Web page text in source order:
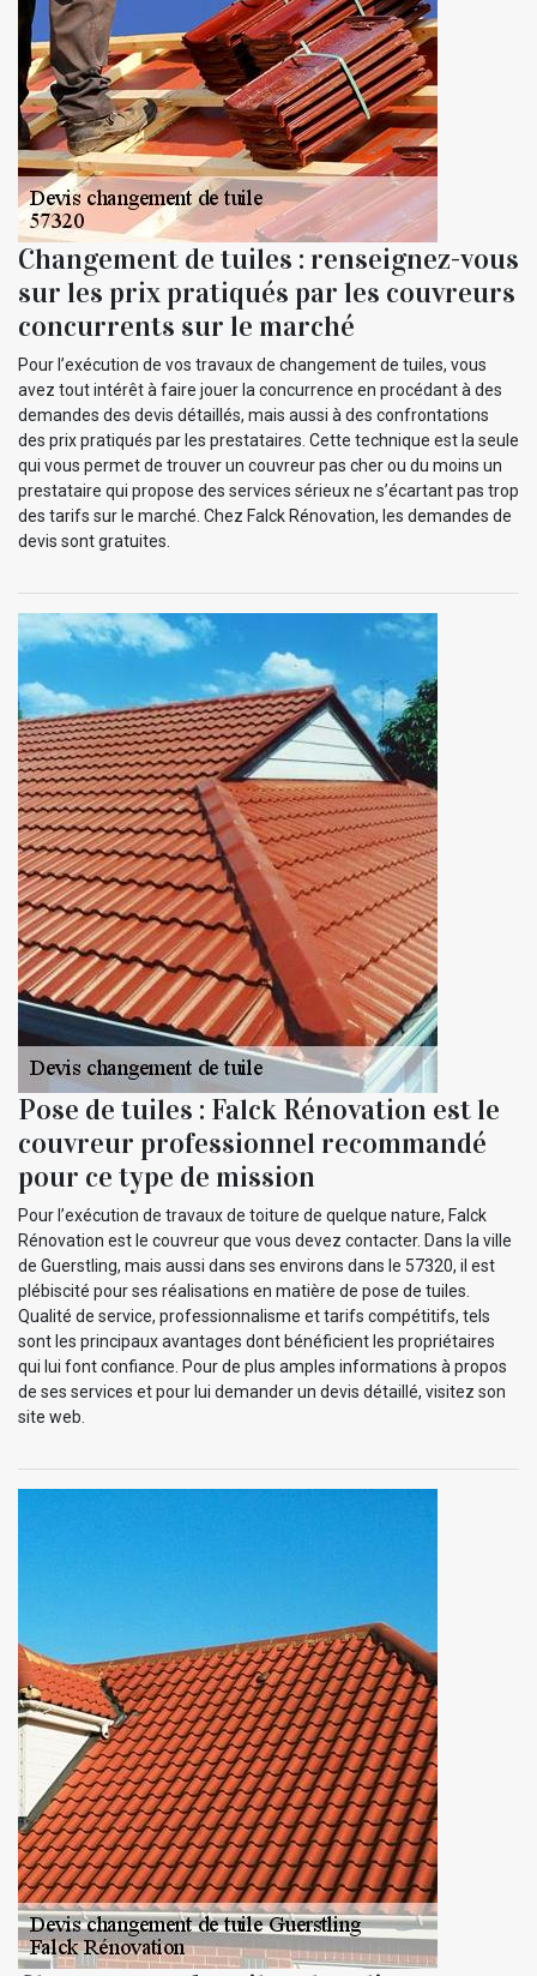
Changement de tuiles : renseignez-vous
sur les prix pratiqués par les couvreurs
concurrents sur le marché
Pour l’exécution de vos travaux de changement de tuiles, vous
avez tout intérêt à faire jouer la concurrence en procédant à des
demandes des devis détaillés, mais aussi à des confrontations
des prix pratiqués par les prestataires. Cette technique est la seule
qui vous permet de trouver un couvreur pas cher ou du moins un
prestataire qui propose des services sérieux ne s’écartant pas trop
des tarifs sur le marché. Chez Falck Rénovation, les demandes de
devis sont gratuites.
Pose de tuiles : Falck Rénovation est le
couvreur professionnel recommandé
pour ce type de mission
Pour l’exécution de travaux de toiture de quelque nature, Falck
Rénovation est le couvreur que vous devez contacter. Dans la ville
de Guerstling, mais aussi dans ses environs dans le 57320, il est
plébiscité pour ses réalisations en matière de pose de tuiles.
Qualité de service, professionnalisme et tarifs compétitifs, tels
sont les principaux avantages dont bénéficient les propriétaires
qui lui font confiance. Pour de plus amples informations à propos
de ses services et pour lui demander un devis détaillé, visitez son
site web.